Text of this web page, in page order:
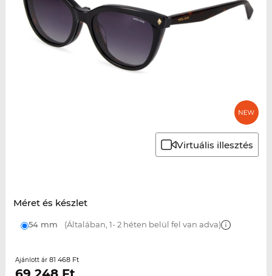
Virtuális illesztés
Méret és készlet
54 mm (Általában, 1- 2 héten belül fel van adva)
Ajánlott ár 81 468 Ft